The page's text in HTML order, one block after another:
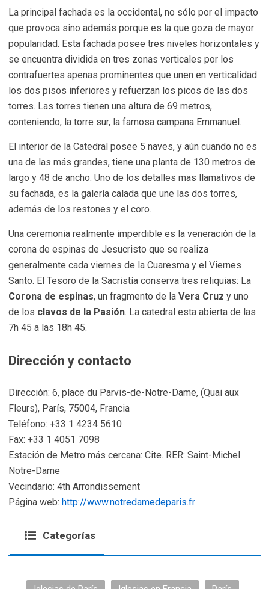
La principal fachada es la occidental, no sólo por el impacto
que provoca sino además porque es la que goza de mayor
popularidad. Esta fachada posee tres niveles horizontales y
se encuentra dividida en tres zonas verticales por los
contrafuertes apenas prominentes que unen en verticalidad
los dos pisos inferiores y refuerzan los picos de las dos
torres. Las torres tienen una altura de 69 metros,
conteniendo, la torre sur, la famosa campana Emmanuel.
El interior de la Catedral posee 5 naves, y aún cuando no es
una de las más grandes, tiene una planta de 130 metros de
largo y 48 de ancho. Uno de los detalles mas llamativos de
su fachada, es la galería calada que une las dos torres,
además de los restones y el coro.
Una ceremonia realmente imperdible es la veneración de la
corona de espinas de Jesucristo que se realiza
generalmente cada viernes de la Cuaresma y el Viernes
Santo. El Tesoro de la Sacristía conserva tres reliquias: La
Corona de espinas, un fragmento de la Vera Cruz y uno
de los clavos de la Pasión. La catedral esta abierta de las
7h 45 a las 18h 45.
Dirección y contacto
Dirección: 6, place du Parvis-de-Notre-Dame, (Quai aux
Fleurs), París, 75004, Francia
Teléfono: +33 1 4234 5610
Fax: +33 1 4051 7098
Estación de Metro más cercana: Cite. RER: Saint-Michel
Notre-Dame
Vecindario: 4th Arrondissement
Página web: http://www.notredamedeparis.fr
Categorías